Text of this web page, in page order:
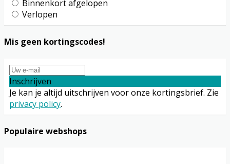
Binnenkort afgelopen
Verlopen
Mis geen kortingscodes!
Inschrijven
Je kan je altijd uitschrijven voor onze kortingsbrief. Zie
privacy policy.
Populaire webshops